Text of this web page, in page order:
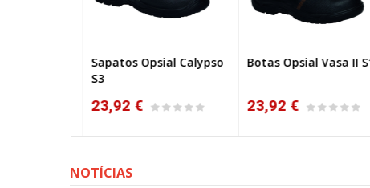
Sapatos Opsial Calypso
S3
23,92 €
NOVO
Botas Opsial Vasa II S1P
23,92 €
NOTÍCIAS